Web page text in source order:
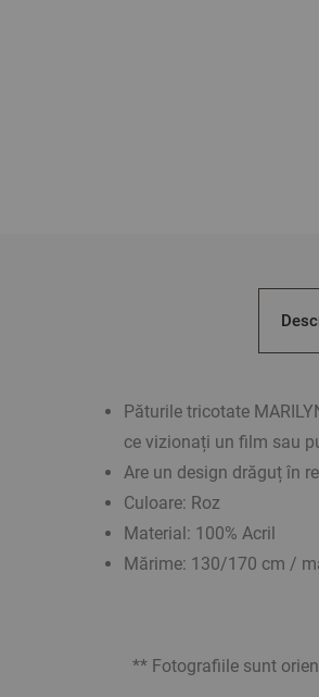
Păturile tricotate
ce vizionați un film sau
Are un design drăguț în
Culoare: Roz
Material: 100% Acril
Mărime: 130/170 cm /
** Fotografiile sunt